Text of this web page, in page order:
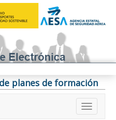
planes de formación